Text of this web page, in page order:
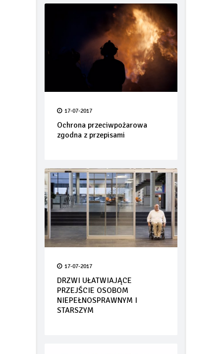
17-07-2017
Ochrona przeciwpożarowa
17-07-2017
DRZWI UŁATWIAJĄCE
PRZEJŚCIE OSOBOM
NIEPEŁNOSPRAWNYM I